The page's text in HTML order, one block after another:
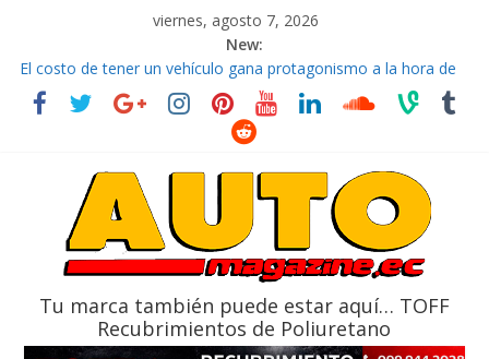
viernes, agosto 7, 2026
New:
El costo de tener un vehículo gana protagonismo a la hora de
decidir
Ultima película ‘Spider‑Man: Brand New Day’ pone en escena a
La Vuelta al Ecuador 2026, edición 47ª, recorre 7 provincias en 8
La FEDAK recibe 12 Sinotruk Bolden para cubrir las rutas de La
Tu marca también puede estar aquí… TOFF
Recubrimientos de Poliuretano